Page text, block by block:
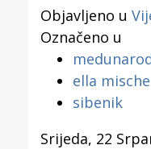
Objavljeno u
Označeno u
ella mische
sibenik
Srijeda, 22